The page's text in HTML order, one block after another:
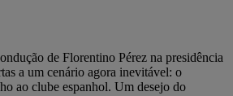
de Florentino Pérez na presidência
a um cenário agora inevitável: o
ao clube espanhol. Um desejo do